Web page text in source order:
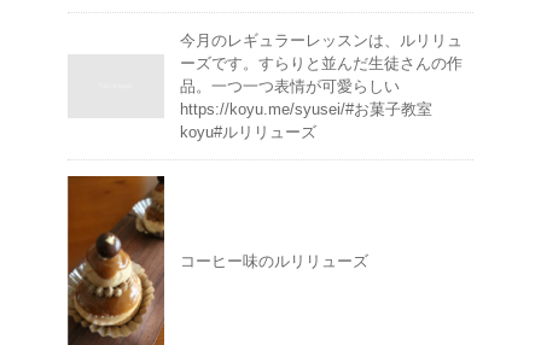
今月のレギュラーレッスンは、ルリリュ
ーズです。すらりと並んだ生徒さんの作
品。一つ一つ表情が可愛らしい
https://koyu.me/syusei/#お菓子教室
koyu#ルリリューズ
コーヒー味のルリリューズ